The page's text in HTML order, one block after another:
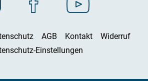
AGB Kontakt
Widerruf
Einstellungen